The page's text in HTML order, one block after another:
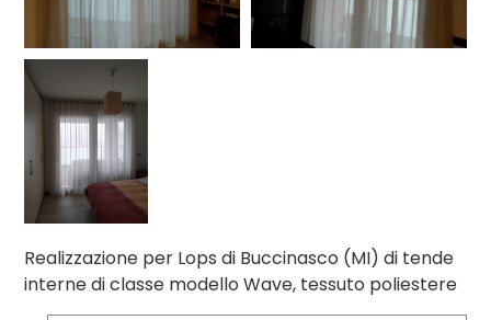
Realizzazione per Lops di Buccinasco (MI) di tende
interne di classe modello Wave, tessuto poliestere